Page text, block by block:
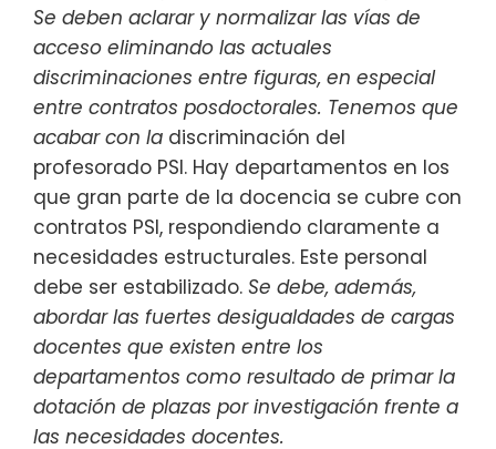
Se deben aclarar y normalizar las vías de
acceso eliminando las actuales
discriminaciones entre figuras, en especial
entre contratos posdoctorales. Tenemos que
acabar con la discriminación del
profesorado PSI. Hay departamentos en los
que gran parte de la docencia se cubre con
contratos PSI, respondiendo claramente a
necesidades estructurales. Este personal
debe ser estabilizado. Se debe, además,
abordar las fuertes desigualdades de cargas
docentes que existen entre los
departamentos como resultado de primar la
dotación de plazas por investigación frente a
las necesidades docentes.